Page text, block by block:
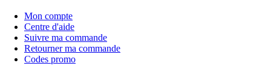
Mon compte
Centre d'aide
Suivre ma commande
Retourner ma commande
Codes promo